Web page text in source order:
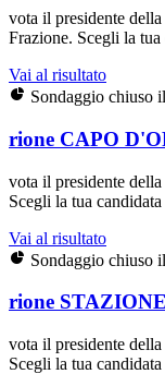
vota il presidente
Frazione. Scegli la
Vai al risultato
Sondaggio chiuso
rione CAPO
vota il presidente
Scegli la tua
Vai al risultato
Sondaggio chiuso
rione STAZIONE
vota il presidente
Scegli la tua